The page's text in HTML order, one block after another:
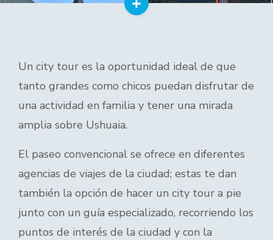
Un city tour es la oportunidad ideal de que
tanto grandes como chicos puedan disfrutar de
una actividad en familia y tener una mirada
amplia sobre Ushuaia.
El paseo convencional se ofrece en diferentes
agencias de viajes de la ciudad; estas te dan
también la opción de hacer un city tour a pie
junto con un guía especializado, recorriendo los
puntos de interés de la ciudad y con la